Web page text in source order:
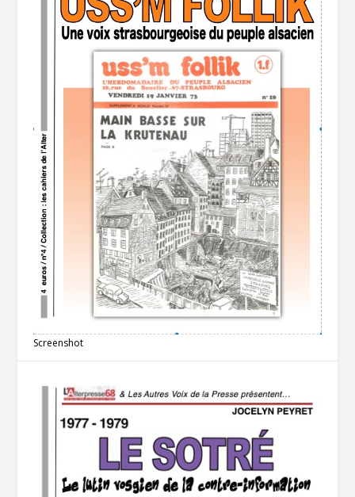
Screenshot